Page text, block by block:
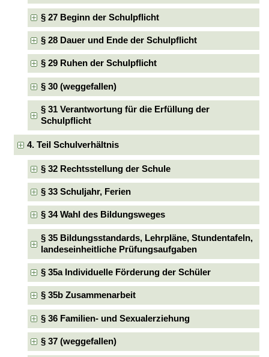
§ 27 Beginn der Schulpflicht
§ 28 Dauer und Ende der Schulpflicht
§ 29 Ruhen der Schulpflicht
§ 30 (weggefallen)
§ 31 Verantwortung für die Erfüllung der
Schulpflicht
4. Teil Schulverhältnis
§ 32 Rechtsstellung der Schule
§ 33 Schuljahr, Ferien
§ 34 Wahl des Bildungsweges
§ 35 Bildungsstandards, Lehrpläne, Stundentafeln,
landeseinheitliche Prüfungsaufgaben
§ 35a Individuelle Förderung der Schüler
§ 35b Zusammenarbeit
§ 36 Familien- und Sexualerziehung
§ 37 (weggefallen)